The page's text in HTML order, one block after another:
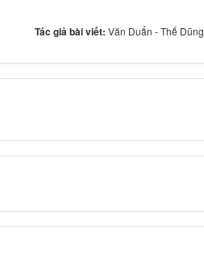
Tác giả bài viết: Văn Duẩn - Thế Dũng